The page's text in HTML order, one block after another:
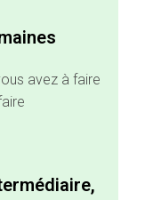
avez à faire